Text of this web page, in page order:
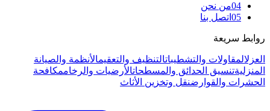
04من نحن
05 اتصل بنا
روابط سريعة
العزلالمقاولات والتشطيباتالتنظيف والتعقيمالأنظمة والصيانة
المنزليةتنسيق الحدائق والمسطحاتالأرضيات والرخاممكافحة
الحشرات والقوارضنقل وتخزين الأثاث